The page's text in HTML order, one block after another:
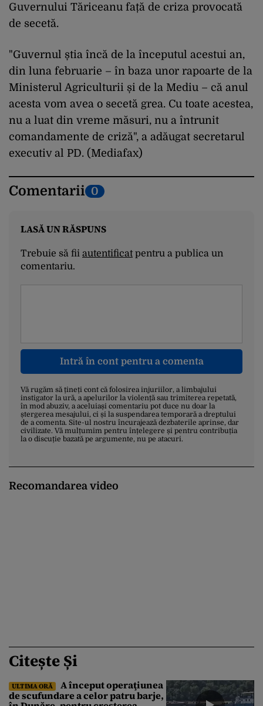
Guvernului Tăriceanu față de criza provocată
de secetă.
"Guvernul știa încă de la începutul acestui an,
din luna februarie – în baza unor rapoarte de la
Ministerul Agriculturii și de la Mediu – că anul
acesta vom avea o secetă grea. Cu toate acestea,
nu a luat din vreme măsuri, nu a întrunit
comandamente de criză", a adăugat secretarul
executiv al PD. (Mediafax)
Comentarii 0
LASĂ UN RĂSPUNS
Trebuie să fii autentificatpentru a publica un
comentariu.
Intră în cont pentru a comenta
Vă rugăm să țineți cont că folosirea injuriilor, a limbajului
instigator la ură, a apelurilor la violență sau trimiterea repetată,
în mod abuziv, a aceluiași comentariu pot duce nu doar la
ștergerea mesajului, ci și la suspendarea temporară a dreptului
de a comenta. Site-ul nostru încurajează dezbaterile aprinse, dar
civilizate. Vă mulțumim pentru înțelegere și pentru contribuția
la o discuție bazată pe argumente, nu pe atacuri.
Recomandarea video
Citește Și
ULTIMA ORĂ
A început operaţiunea
de scufundare a celor patru barje,